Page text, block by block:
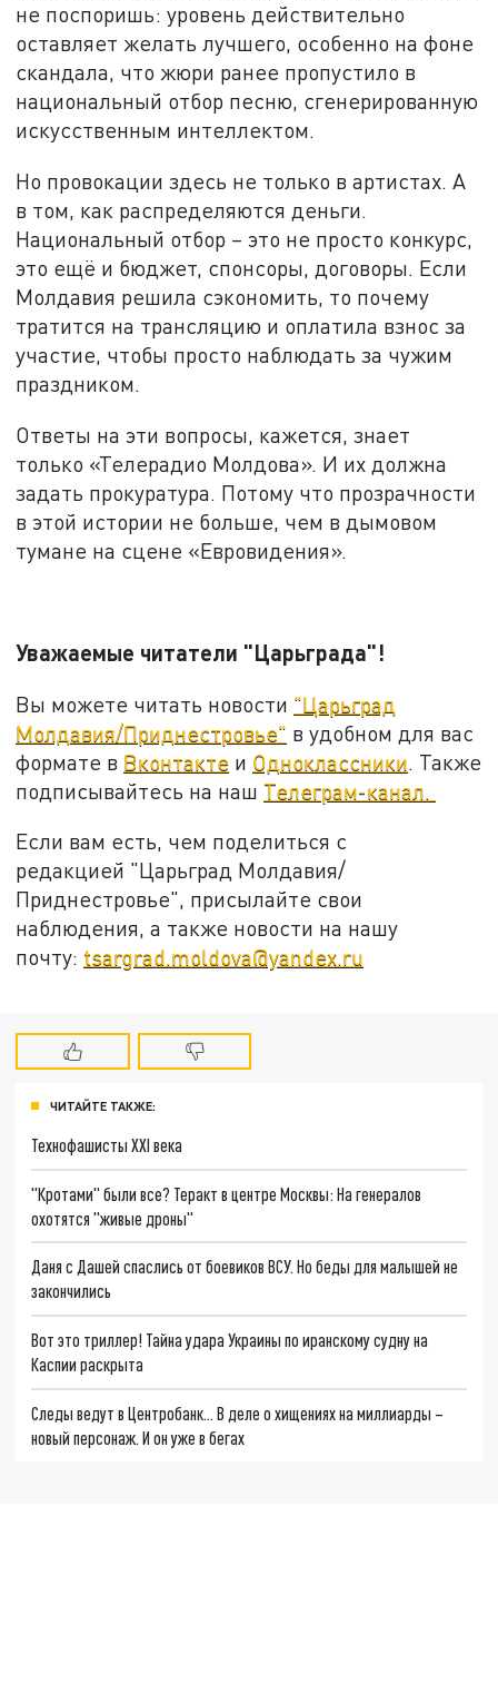
не поспоришь: уровень действительно
оставляет желать лучшего, особенно на фоне
скандала, что жюри ранее пропустило в
национальный отбор песню, сгенерированную
искусственным интеллектом.
Но провокации здесь не только в артистах. А
в том, как распределяются деньги.
Национальный отбор – это не просто конкурс,
это ещё и бюджет, спонсоры, договоры. Если
Молдавия решила сэкономить, то почему
тратится на трансляцию и оплатила взнос за
участие, чтобы просто наблюдать за чужим
праздником.
Ответы на эти вопросы, кажется, знает
только «Телерадио Молдова». И их должна
задать прокуратура. Потому что прозрачности
в этой истории не больше, чем в дымовом
тумане на сцене «Евровидения».
Уважаемые читатели "Царьграда"!
Вы можете читать новости "Царьград
Молдавия/Приднестровье" в удобном для вас
формате в Вконтакте и Одноклассники . Также
подписывайтесь на наш Телеграм-канал.
Если вам есть, чем поделиться с
редакцией "Царьград Молдавия/
Приднестровье", присылайте свои
наблюдения, а также новости на нашу
почту: tsargrad.moldova@yandex.ru
ЧИТАЙТЕ ТАКЖЕ:
Технофашисты XXI века
"Кротами" были все? Теракт в центре Москвы: На генералов
охотятся "живые дроны"
Даня с Дашей спаслись от боевиков ВСУ. Но беды для малышей не
закончились
Вот это триллер! Тайна удара Украины по иранскому судну на
Каспии раскрыта
Следы ведут в Центробанк… В деле о хищениях на миллиарды –
новый персонаж. И он уже в бегах